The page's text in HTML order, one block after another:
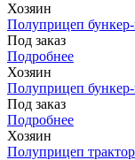
Хозяин
Полуприцеп
Под заказ
Подробнее
Хозяин
Полуприцеп
Под заказ
Подробнее
Хозяин
Полуприцеп